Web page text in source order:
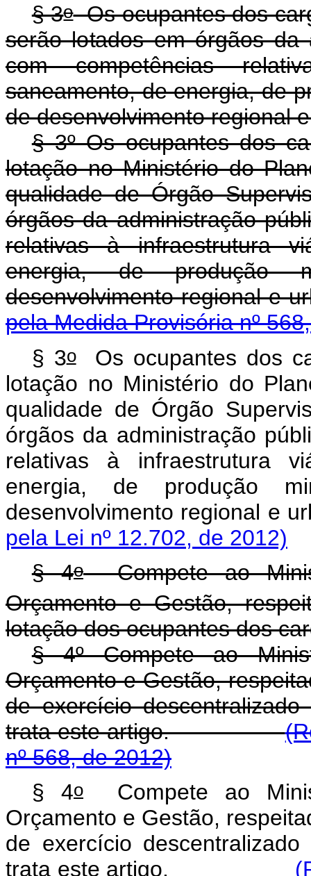
§ 3oOs ocupantes dos
serão lotados em órgãos da
com competências
saneamento, de energia, de
de desenvolvimento regional
§ 3º Os ocupantes dos
lotação no Ministério do
qualidade de Órgão
órgãos da administração
relativas à infraestrutura
energia, de produção
desenvolvimento
pela Medida Provisória nº
§ 3oOs ocupantes dos
lotação no Ministério do
qualidade de Órgão
órgãos da administração
relativas à infraestrutura
energia, de produção
desenvolvimento
pela Lei nº 12.702, de 2012)
§ 4oCompete ao
Orçamento e Gestão,
lotação dos ocupantes dos
§ 4º Compete ao
Orçamento e Gestão,
de exercício
trata este artigo.
nº 568, de 2012)
§ 4o
Compete ao
Orçamento e Gestão,
de exercício
trata este artigo.